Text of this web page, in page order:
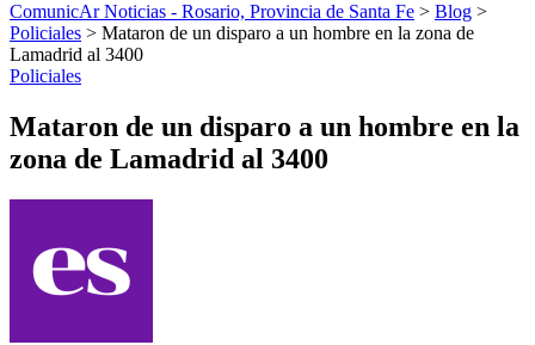
ComunicAr Noticias - Rosario, Provincia de Santa Fe > Blog >
Policiales > Mataron de un disparo a un hombre en la zona de
Lamadrid al 3400
Policiales
Mataron de un disparo a un hombre en la
zona de Lamadrid al 3400